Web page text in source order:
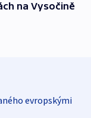
na Vysočině
evropskými